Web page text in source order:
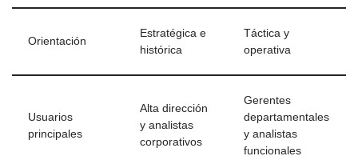
Orientación
Estratégica e
histórica
Táctica y
operativa
Usuarios
principales
Alta dirección
y analistas
corporativos
Gerentes
departamentales
y analistas
funcionales